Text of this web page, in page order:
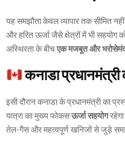
यह समझौता केवल व्यापार तक सीमित
और हरित ऊर्जा जैसे क्षेत्रों में भी सहयोग
अस्थिरता के बीचएक मजबूत और भरोसेमंद
कनाडा प्रधानमंत्री
इसी दौरान कनाडा के प्रधानमंत्री का
यात्रा का मुख्य फोकसऊर्जा सहयोग
तेल-गैस और महत्वपूर्ण खनिजों से जुड़े